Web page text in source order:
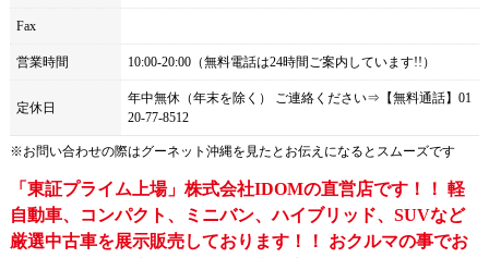
Fax
営業時間 10:00-20:00（無料電話は24時間ご案内しています!!）
定休日
年中無休（年末を除く） ご連絡ください⇒【無料通話】01
20-77-8512
※お問い合わせの際はグーネット沖縄を見たとお伝えになるとスムーズです
「東証プライム上場」株式会社IDOMの直営店です！！ 軽
自動車、コンパクト、ミニバン、ハイブリッド、SUVなど
厳選中古車を展示販売しております！！ おクルマの事でお